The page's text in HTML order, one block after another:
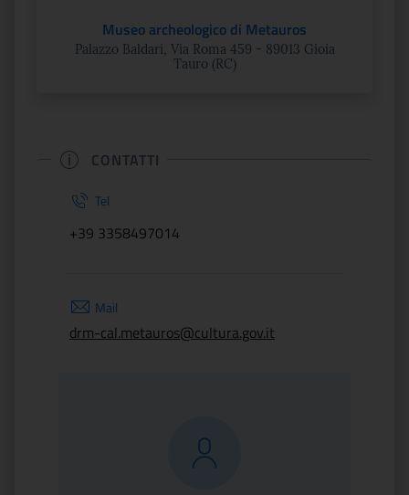
Museo archeologico di Metauros
Palazzo Baldari, Via Roma 459 - 89013 Gioia
Tauro (RC)
CONTATTI
Tel
+39 3358497014
Mail
drm-cal.metauros@cultura.gov.it